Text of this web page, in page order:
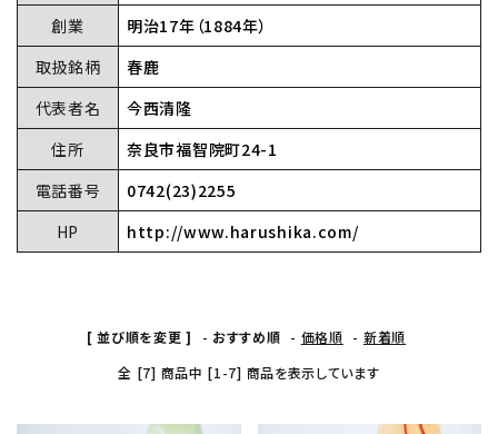
創業
明治17年（1884年）
取扱銘柄
春鹿
代表者名
今西清隆
住所
奈良市福智院町24-1
電話番号
0742(23)2255
HP
http://www.harushika.com/
[ 並び順を変更 ] - おすすめ順 - 価格順 - 新着順
全 [7] 商品中 [1-7] 商品を表示しています